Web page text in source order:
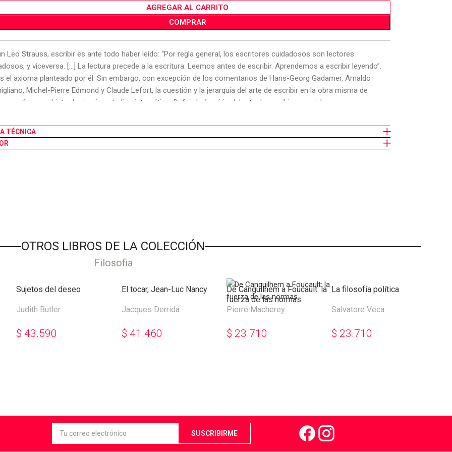
AGREGAR AL CARRITO
COMPRAR
Leo Strauss, escribir es ante todo haber leído: “Por regla general, los escritores cuidadosos son lectores
y viceversa. […] La lectura precede a la escritura. Leemos antes de escribir. Aprendemos a escribir leyendo”.
el axioma planteado por él. Sin embargo, con excepción de los comentarios de Hans-Georg Gadamer, Arnaldo
Michel-Pierre Edmond y Claude Lefort, la cuestión y la jerarquía del arte de escribir en la obra misma de
no fueron objeto de ningún estudio sistemático. Definir la función del arte de escribir y considerar sus
con referencia al conjunto de la obra de Strauss: ese es el objetivo de este trabajo, contra una
dominante que tiende, ya sea a despojar a esa obra de lecturas virtuales (tendencia “conservadora”), ya a
al autor de su obra (tendencia “liberal”). Pierre Guglielmina presenta aquí una de las mejores introducciones al
filosófico de Leo Strauss que pueden leerse. Se trata de un texto a la vez erudito y auténticamente introductorio,
TÉCNICA
OTROS LIBROS DE LA COLECCIÓN
Filosofia
Sujetos del deseo
Judith Butler
$ 43.590
El tocar, Jean-Luc Nancy
Jacques Derrida
$ 41.460
De Canguilhem a Foucault: la
fuerza de las normas
Pierre Macherey
$ 23.710
La filosofía política
Salvatore Veca
$ 23.710